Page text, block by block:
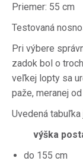
Priemer: 55 cm
Testovaná
Pri výbere
zadok bol o
veľkej lopty sa
paže, meranej
Uvedená
výška
do 155